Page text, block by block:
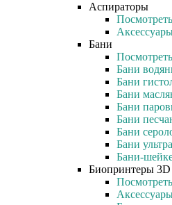
Аспираторы
Бани
Бани
Бани
Бани
Бани
Бани
Бани
Бани
Бани-
Биопринтеры 3D